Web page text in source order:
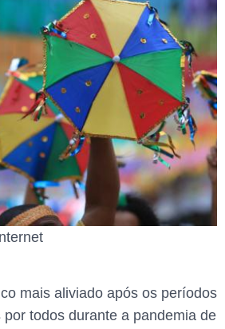
mais aliviado após os períodos
todos durante a pandemia de